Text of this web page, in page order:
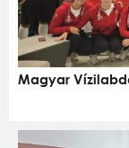
Magyar